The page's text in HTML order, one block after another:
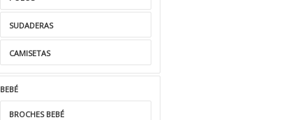
SUDADERAS
CAMISETAS
BEBÉ
BROCHES BEBÉ